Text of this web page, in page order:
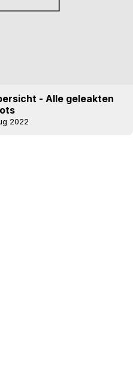
- Alle geleakten
2022